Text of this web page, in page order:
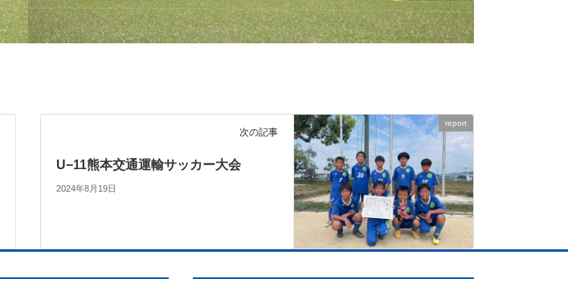
report
次の記事
U−11熊本交通運輸サッカー大会
2024年8月19日